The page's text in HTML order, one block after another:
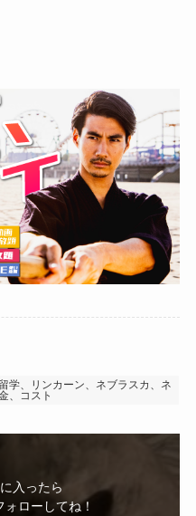
学、リンカーン、ネブラスカ、ネ
、コスト
入ったら
ローしてね！